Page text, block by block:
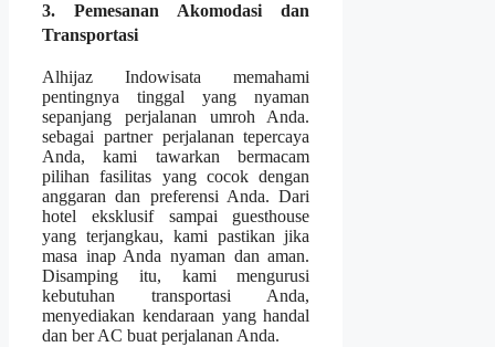
3. Pemesanan Akomodasi dan
Transportasi
Alhijaz Indowisata memahami
pentingnya tinggal yang nyaman
sepanjang perjalanan umroh Anda.
sebagai partner perjalanan tepercaya
Anda, kami tawarkan bermacam
pilihan fasilitas yang cocok dengan
anggaran dan preferensi Anda. Dari
hotel eksklusif sampai guesthouse
yang terjangkau, kami pastikan jika
masa inap Anda nyaman dan aman.
Disamping itu, kami mengurusi
kebutuhan transportasi Anda,
menyediakan kendaraan yang handal
dan ber AC buat perjalanan Anda.